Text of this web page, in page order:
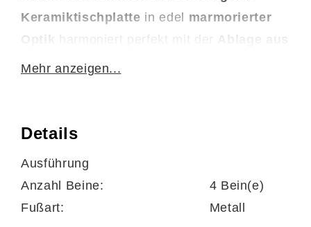
Keramiktischplatte in edel marmorierter
Optik
harmoniert perfekt mit der
Ablage aus
Klarglas
und dem
Qualität in einer modernen, stilvollen Form
Design, das Akzente setzt
Mehr anzeigen...
Details
Ausführung
Anzahl Beine:
4 Bein(e)
Fußart:
Metall